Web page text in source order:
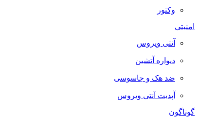
وکتور
امنیتی
آنتی ویروس
دیواره آتشین
ضد هک و جاسوسی
آپدیت آنتی ویروس
گوناگون